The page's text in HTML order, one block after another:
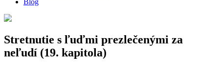
Blog
Stretnutie s ľuďmi prezlečenými za
neľudí (19. kapitola)